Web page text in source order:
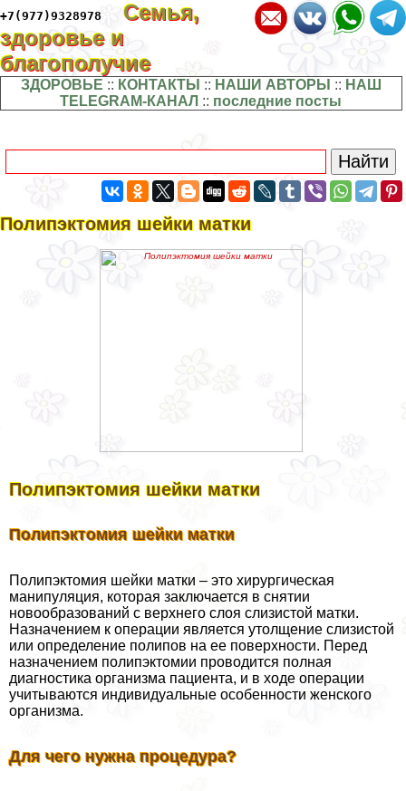
+7(977)9328978
Семья,
здоровье и
благополучие
ЗДОРОВЬЕ :: КОНТАКТЫ :: НАШИ АВТОРЫ :: НАШ
TELEGRAM-КАНАЛ :: последние посты
Полипэктомия шейки матки
Полипэктомия шейки матки
Полипэктомия шейки матки
Полипэктомия шейки матки – это хирургическая
манипуляция, которая заключается в снятии
новообразований с верхнего слоя слизистой матки.
Назначением к операции является утолщение слизистой
или определение полипов на ее поверхности. Перед
назначением полипэктомии проводится полная
диагностика организма пациента, и в ходе операции
учитываются индивидуальные особенности женского
организма.
Для чего нужна процедypa?